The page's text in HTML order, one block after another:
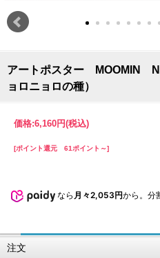
アートポスター MOOMIN
ョロニョロの種）
価格:6,160円(税込)
[ポイント還元 61ポイント～]
なら 月々2,053円から。分
注文